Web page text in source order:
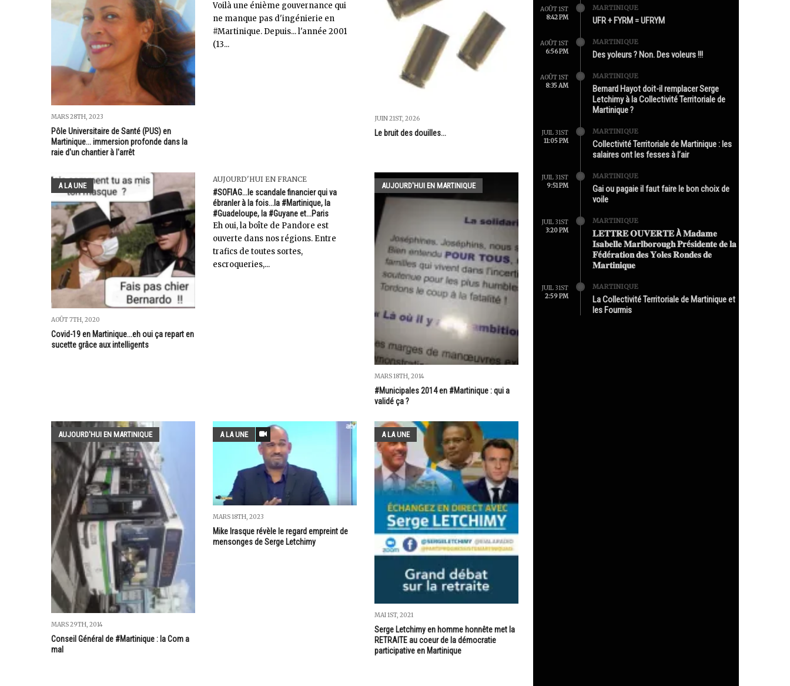
MARS 28TH, 2023
Pôle Universitaire de Santé (PUS) en
Martinique... immersion profonde dans la
raie d'un chantier à l'arrêt
Voilà une énième gouvernance qui
ne manque pas d'ingénierie en
#Martinique. Depuis... l'année 2001
(13...
JUIN 21ST, 2026
Le bruit des douilles...
A LA UNE
AOÛT 7TH, 2020
Covid-19 en Martinique...eh oui ça repart en
sucette grâce aux intelligents
AUJOURD'HUI EN FRANCE
#SOFIAG...le scandale financier qui va
ébranler à la fois...la #Martinique, la
#Guadeloupe, la #Guyane et...Paris
Eh oui, la boîte de Pandore est
ouverte dans nos régions. Entre
trafics de toutes sortes,
escroqueries,...
AUJOURD'HUI EN MARTINIQUE
MARS 18TH, 2014
#Municipales 2014 en #Martinique : qui a
validé ça ?
AUJOURD'HUI EN MARTINIQUE
MARS 29TH, 2014
Conseil Général de #Martinique : la Com a
mal
A LA UNE
MARS 18TH, 2023
Mike Irasque révèle le regard empreint de
mensonges de Serge Letchimy
A LA UNE
MAI 1ST, 2021
Serge Letchimy en homme honnête met la
RETRAITE au coeur de la démocratie
participative en Martinique
AOÛT 1ST
8:42 PM
MARTINIQUE
UFR + FYRM = UFRYM
AOÛT 1ST
6:56 PM
MARTINIQUE
Des yoleurs ? Non. Des voleurs !!!
AOÛT 1ST
8:35 AM
MARTINIQUE
Bernard Hayot doit-il remplacer Serge
Letchimy à la Collectivité Territoriale de
Martinique ?
JUIL 31ST
11:05 PM
MARTINIQUE
Collectivité Territoriale de Martinique : les
salaires ont les fesses à l’air
JUIL 31ST
9:51 PM
MARTINIQUE
Gai ou pagaie il faut faire le bon choix de
voile
JUIL 31ST
3:20 PM
MARTINIQUE
𝐋𝐄𝐓𝐓𝐑𝐄 𝐎𝐔𝐕𝐄𝐑𝐓𝐄 À 𝐌𝐚𝐝𝐚𝐦𝐞
𝐈𝐬𝐚𝐛𝐞𝐥𝐥𝐞 𝐌𝐚𝐫𝐥𝐛𝐨𝐫𝐨𝐮𝐠𝐡 𝐏𝐫é𝐬𝐢𝐝𝐞𝐧𝐭𝐞 𝐝𝐞 𝐥𝐚
𝐅é𝐝é𝐫𝐚𝐭𝐢𝐨𝐧 𝐝𝐞𝐬 𝐘𝐨𝐥𝐞𝐬 𝐑𝐨𝐧𝐝𝐞𝐬 𝐝𝐞
𝐌𝐚𝐫𝐭𝐢𝐧𝐢𝐪𝐮𝐞
JUIL 31ST
2:59 PM
MARTINIQUE
La Collectivité Territoriale de Martinique et
les Fourmis